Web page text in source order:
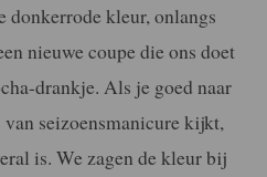
donkerrode kleur, onlangs
nieuwe coupe die ons doet
drankje. Als je goed naar
seizoensmanicure kijkt,
is. We zagen de kleur bij